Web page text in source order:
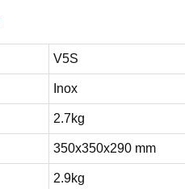
V5S
Inox
2.7kg
350x350x290 mm
2.9kg